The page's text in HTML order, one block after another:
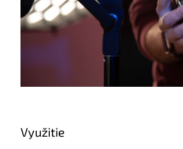
Využitie